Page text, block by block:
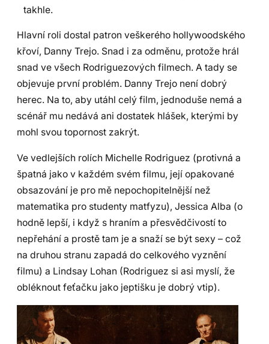
takhle.
Hlavní roli dostal patron veškerého hollywoodského
křoví, Danny Trejo. Snad i za odměnu, protože hrál
snad ve všech Rodriguezových filmech. A tady se
objevuje první problém. Danny Trejo není dobrý
herec. Na to, aby utáhl celý film, jednoduše nemá a
scénář mu nedává ani dostatek hlášek, kterými by
mohl svou topornost zakrýt.
Ve vedlejších rolích Michelle Rodriguez (protivná a
špatná jako v každém svém filmu, její opakované
obsazování je pro mě nepochopitelnější než
matematika pro studenty matfyzu), Jessica Alba (o
hodně lepší, i když s hraním a přesvědčivostí to
nepřehání a prostě tam je a snaží se být sexy – což
na druhou stranu zapadá do celkového vyznění
filmu) a Lindsay Lohan (Rodriguez si asi myslí, že
obléknout feťačku jako jeptišku je dobrý vtip).